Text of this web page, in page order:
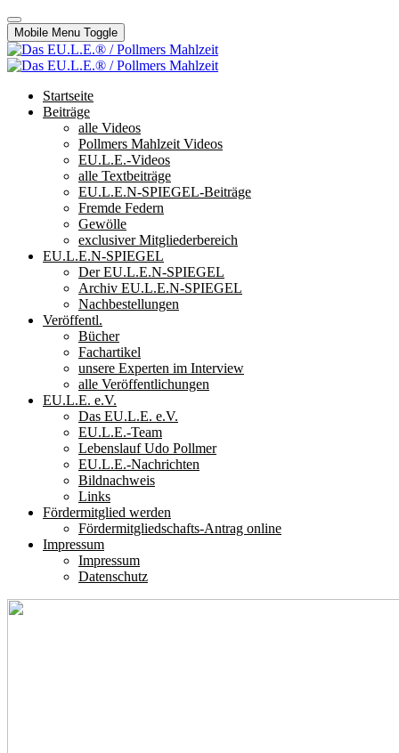
Mobile Menu Toggle
Startseite
Beiträge
alle Videos
Pollmers Mahlzeit Videos
EU.L.E.-Videos
alle Textbeiträge
EU.L.E.N-SPIEGEL-Beiträge
Fremde Federn
Gewölle
exclusiver Mitgliederbereich
EU.L.E.N-SPIEGEL
Der EU.L.E.N-SPIEGEL
Archiv EU.L.E.N-SPIEGEL
Nachbestellungen
Veröffentl.
Bücher
Fachartikel
unsere Experten im Interview
alle Veröffentlichungen
EU.L.E. e.V.
Das EU.L.E. e.V.
EU.L.E.-Team
Lebenslauf Udo Pollmer
EU.L.E.-Nachrichten
Bildnachweis
Links
Fördermitglied werden
Fördermitgliedschafts-Antrag online
Impressum
Impressum
Datenschutz